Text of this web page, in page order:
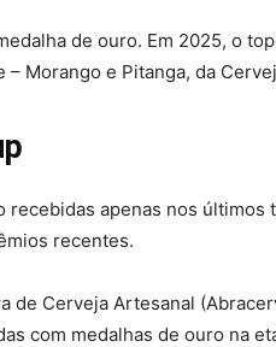
de ouro. Em 2025, o
Morango e Pitanga, da
apenas nos últimos
recentes.
Cerveja Artesanal
com medalhas de ouro na